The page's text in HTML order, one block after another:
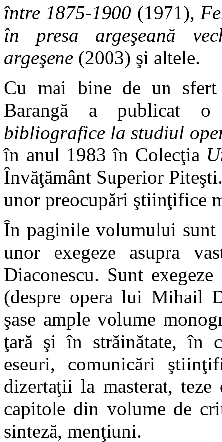
între 1875-1900 (1971),
în presa argeşeană
argeşene (2003) şi altele.
Cu mai bine de un
Barangă a publicat
bibliografice la studiul
în anul 1983 în Colecţia
Învăţământ Superior
unor preocupări ştiinţifice
În paginile volumului sunt
unor exegeze asupra
Diaconescu. Sunt
(despre opera lui Mihail
şase ample volume
ţară şi în străinătate, în
eseuri, comunicări
dizertaţii la masterat,
capitole din volume de
sinteză, menţiuni.